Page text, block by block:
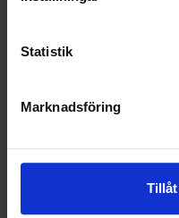
Statistik
Marknadsföring
KUNDTJÄNST
010-45 00 200​